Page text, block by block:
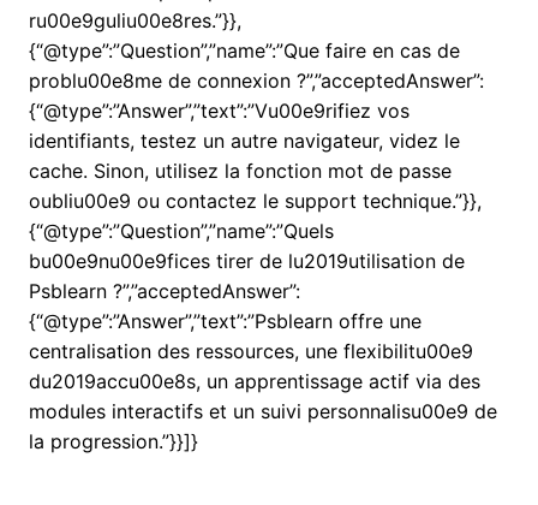
ru00e9guliu00e8res.”}},
{“@type”:”Question”,”name”:”Que faire en cas de
problu00e8me de connexion ?”,”acceptedAnswer”:
{“@type”:”Answer”,”text”:”Vu00e9rifiez vos
identifiants, testez un autre navigateur, videz le
cache. Sinon, utilisez la fonction mot de passe
oubliu00e9 ou contactez le support technique.”}},
{“@type”:”Question”,”name”:”Quels
bu00e9nu00e9fices tirer de lu2019utilisation de
Psblearn ?”,”acceptedAnswer”:
{“@type”:”Answer”,”text”:”Psblearn offre une
centralisation des ressources, une flexibilitu00e9
du2019accu00e8s, un apprentissage actif via des
modules interactifs et un suivi personnalisu00e9 de
la progression.”}}]}